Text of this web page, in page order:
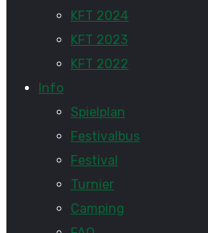
KFT 2024
KFT 2023
KFT 2022
Info
Spielplan
Festivalbus
Festival
Turnier
Camping